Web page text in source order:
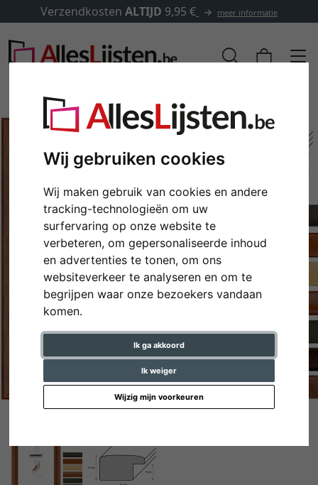
Wij gebruiken cookies
Wij maken gebruik van cookies en andere
tracking-technologieën om uw
surfervaring op onze website te
verbeteren, om gepersonaliseerde inhoud
en advertenties te tonen, om ons
websiteverkeer te analyseren en om te
begrijpen waar onze bezoekers vandaan
komen.
Ik ga akkoord
Ik weiger
Wijzig mijn voorkeuren
Verzendkosten ALTIJD 9,95 € meer informatie
Terug